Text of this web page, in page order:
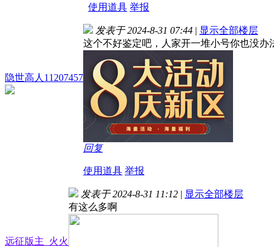
使用道具 举报
隐世高人11207457
发表于 2024-8-31 07:44 | 显示全部楼层
这个不好鉴定吧，人家开一堆小号你也没办
回复
使用道具 举报
远征版主_火火
发表于 2024-8-31 11:12 | 显示全部楼层
有这么多啊